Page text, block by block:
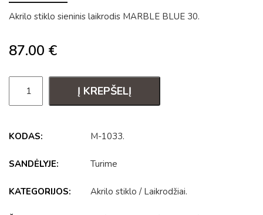
Akrilo stiklo sieninis laikrodis MARBLE BLUE 30.
87.00 €
Į KREPŠELĮ
KODAS: M-1033.
SANDĖLYJE: Turime
KATEGORIJOS: Akrilo stiklo / Laikrodžiai.